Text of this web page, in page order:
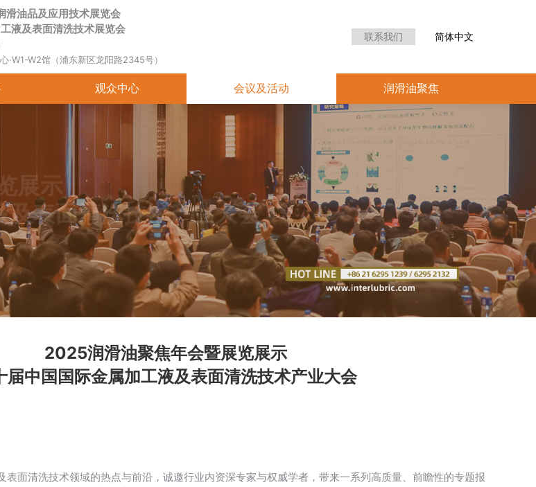
滑油品及应用技术展览会
液及表面清洗技术展览会
·W1-W2馆（浦东新区龙阳路2345号）
联系我们 简体中文
观众中心 会议及活动 润滑油聚焦
更多详情，请致电联络。
展示
表面清洗技术产业大会
2025润滑油聚焦年会暨展览展示
届中国国际金属加工液及表面清洗技术产业大会
表面清洗技术领域的热点与前沿，诚邀行业内资深专家与权威学者，带来一系列高质量、前瞻性的专题报
关于展会 展商中心